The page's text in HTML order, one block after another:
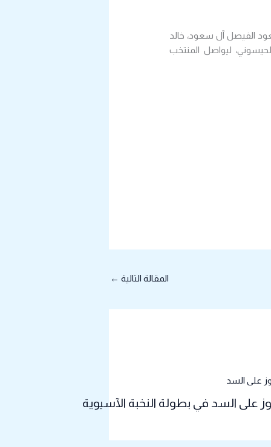
الفيصل آل سعود، خالد
ليواصل المنتخب
المقالة التالية ←
على السد في بطولة النخبة الآسيوية